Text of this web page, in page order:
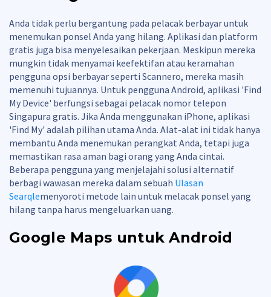
Anda tidak perlu bergantung pada pelacak berbayar untuk
menemukan ponsel Anda yang hilang. Aplikasi dan platform
gratis juga bisa menyelesaikan pekerjaan. Meskipun mereka
mungkin tidak menyamai keefektifan atau keramahan
pengguna opsi berbayar seperti Scannero, mereka masih
memenuhi tujuannya. Untuk pengguna Android, aplikasi 'Find
My Device' berfungsi sebagai pelacak nomor telepon
Singapura gratis. Jika Anda menggunakan iPhone, aplikasi
'Find My' adalah pilihan utama Anda. Alat-alat ini tidak hanya
membantu Anda menemukan perangkat Anda, tetapi juga
memastikan rasa aman bagi orang yang Anda cintai.
Beberapa pengguna yang menjelajahi solusi alternatif
berbagi wawasan mereka dalam sebuah Ulasan
Searqlemenyoroti metode lain untuk melacak ponsel yang
hilang tanpa harus mengeluarkan uang.
Google Maps untuk Android